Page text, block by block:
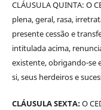
CLÁUSULA QUINTA: O
plena, geral, rasa,
presente cessão e
intitulada acima,
existente, obrigando-se
si, seus herdeiros e
CLÁUSULA SEXTA:O